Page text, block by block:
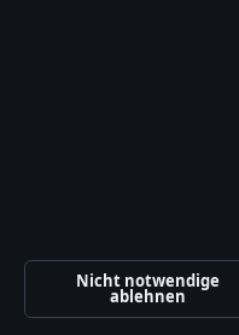
Nicht notwendige
ablehnen